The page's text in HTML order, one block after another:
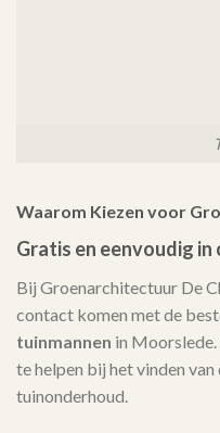
Waarom Kiezen voor
Gratis en eenvoudig
Bij Groenarchitectuur De
contact komen met de
tuinmannen in
te helpen bij het vinden
tuinonderhoud.